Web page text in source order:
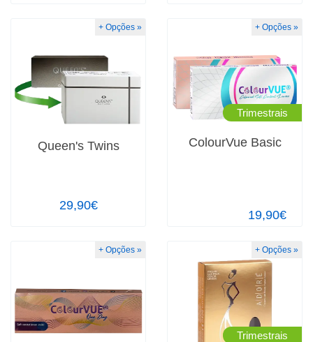
Queen's Twins
29,90€
+ Opções »
ColourVue Basic
19,90€
Trimestrais
+ Opções »
+ Opções »
Trimestrais
+ Opções »